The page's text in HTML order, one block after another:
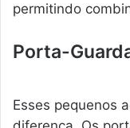
permitindo
Porta-
Esses pequenos